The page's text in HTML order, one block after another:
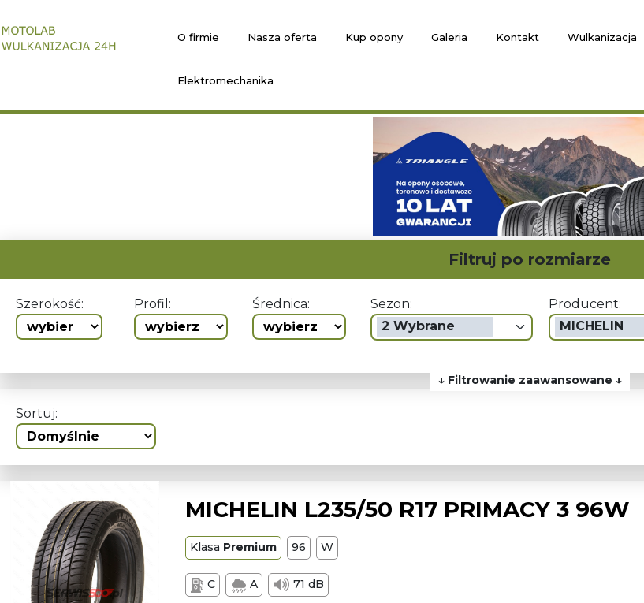
O firmie Nasza oferta Kup opony Galeria Kontakt Wulkanizacja
Elektromechanika
Filtruj po rozmiarze
Szerokość: Profil: Średnica:
Sezon:
2 Wybrane
Producent:
MICHELIN
↓ Filtrowanie zaawansowane ↓
Sortuj:
MICHELIN L235/50 R17 PRIMACY 3 96W
Klasa Premium 96 W
C A 71 dB